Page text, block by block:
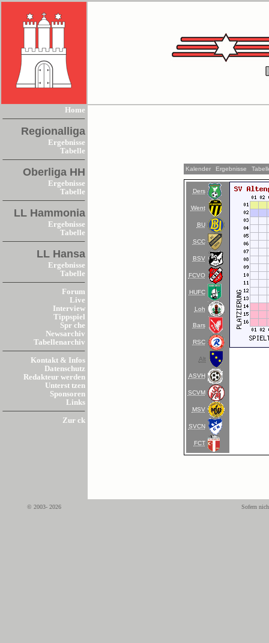
Home
Regionalliga
Ergebnisse
Tabelle
Oberliga HH
Ergebnisse
Tabelle
LL Hammonia
Ergebnisse
Tabelle
LL Hansa
Ergebnisse
Tabelle
Forum
Live
Interview
Tippspiel
Spr che
Newsarchiv
Tabellenarchiv
Kontakt & Infos
Datenschutz
Redakteur werden
Unterst tzen
Sponsoren
Links
Zur ck
Kalender Ergebnisse
Ders
Went
BU
SCC
BSV
FCVO
HUFC
Loh
Bars
RSC
Alt
ASVH
SCVM
MSV
SVCN
FCT
© 2003- 2026 Sofern